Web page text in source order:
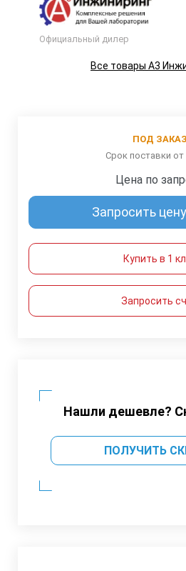
Официальный дилер
Все товары А3
ПОД ЗАКАЗ
Срок поставки от
Цена по
Запросить цену
Купить в 1
Запросить
Нашли дешевле?
ПОЛУЧИТЬ